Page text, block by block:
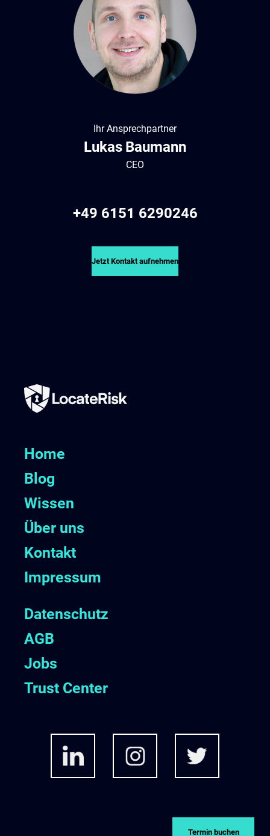
Ihr Ansprechpartner
Lukas Baumann
CEO
+49 6151 6290246
Jetzt Kontakt aufnehmen
Home
Blog
Wissen
Über uns
Kontakt
Impressum
Datenschutz
AGB
Jobs
Trust Center
Termin buchen